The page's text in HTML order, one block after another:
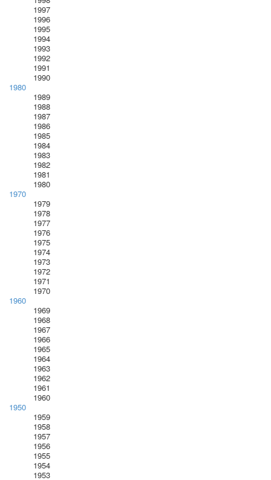
1997
1996
1995
1994
1993
1992
1991
1990
1980
1989
1988
1987
1986
1985
1984
1983
1982
1981
1980
1970
1979
1978
1977
1976
1975
1974
1973
1972
1971
1970
1960
1969
1968
1967
1966
1965
1964
1963
1962
1961
1960
1950
1959
1958
1957
1956
1955
1954
1953